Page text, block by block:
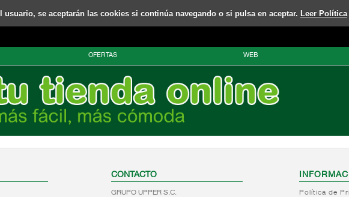
se aceptarán las cookies si continúa navegando o si pulsa en aceptar. Leer Política
OFERTAS WEB
CONTACTO
GRUPO UPPER S.C.
Política de